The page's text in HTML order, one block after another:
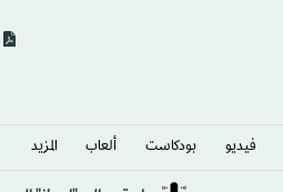
فيديو بودكاست ألعاب المزيد